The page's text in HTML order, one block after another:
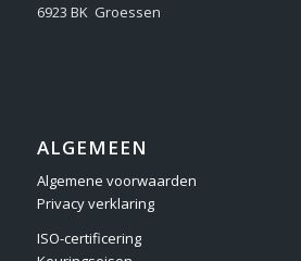
6923 BK Groessen
ALGEMEEN
Algemene voorwaarden
Privacy verklaring
ISO-certificering